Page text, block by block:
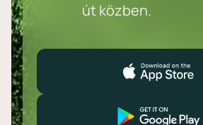
út közben.